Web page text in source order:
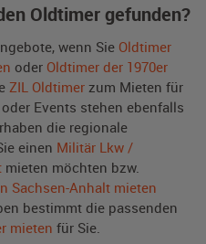
Oldtimer gefunden?
wenn Sie Oldtimer
oder Oldtimer der 1970er
ZIL Oldtimer zum Mieten für
Events stehen ebenfalls
die regionale
einen Militär Lkw /
mieten möchten bzw.
Sachsen-Anhalt mieten
bestimmt die passenden
mieten für Sie.